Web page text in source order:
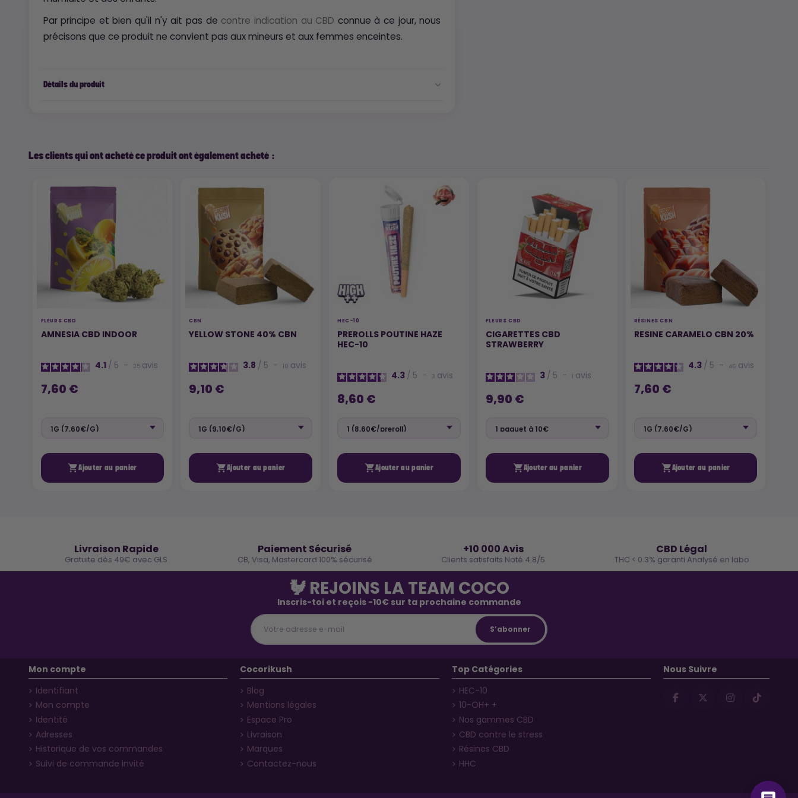
Par principe et bien qu'il n'y ait pas de contre indication au CBD connue à ce jour, nous
précisons que ce produit ne convient pas aux mineurs et aux femmes enceintes.
Détails du produit
Les clients qui ont acheté ce produit ont également acheté :
FLEURS CBD
AMNESIA CBD INDOOR
4.1 / 5 - 35 avis
7,60 €
Ajouter au panier
CBN
YELLOW STONE 40% CBN
3.8 / 5 - 18 avis
9,10 €
Ajouter au panier
HEC-10
PREROLLS POUTINE HAZE
HEC-10
4.3 / 5 - 3 avis
8,60 €
Ajouter au panier
FLEURS CBD
CIGARETTES CBD
STRAWBERRY
3 / 5 - 1 avis
9,90 €
Ajouter au panier
RÉSINES CBN
RESINE CARAMELO CBN 20%
4.3 / 5 - 46 avis
7,60 €
Ajouter au panier
Livraison Rapide
Gratuite dès 49€ avec GLS
Paiement Sécurisé
CB, Visa, Mastercard 100% sécurisé
+10 000 Avis
Clients satisfaits Noté 4.8/5
CBD Légal
THC < 0.3% garanti Analysé en labo
🐓 REJOINS LA TEAM COCO
Inscris-toi et reçois -10€ sur ta prochaine commande
Mon compte
Identifiant
Mon compte
Identité
Adresses
Historique de vos commandes
Suivi de commande invité
Cocorikush
Blog
Mentions légales
Espace Pro
Livraison
Marques
Contactez-nous
Top Catégories
HEC-10
10-OH+ +
Nos gammes CBD
CBD contre le stress
Résines CBD
HHC
Nous Suivre